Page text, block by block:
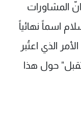
انّ المشاورات
اسماً نهائياً
الذي اعتُبر
حول هذا